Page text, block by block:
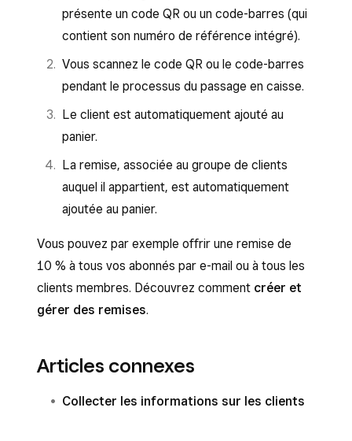
présente un code QR ou un code-barres (qui
contient son numéro de référence intégré).
Vous scannez le code QR ou le code-barres
pendant le processus du passage en caisse.
Le client est automatiquement ajouté au
panier.
La remise, associée au groupe de clients
auquel il appartient, est automatiquement
ajoutée au panier.
Vous pouvez par exemple offrir une remise de
10 % à tous vos abonnés par e-mail ou à tous les
clients membres. Découvrez comment créer et
gérer des remises.
Articles connexes
Collecter les informations sur les clients